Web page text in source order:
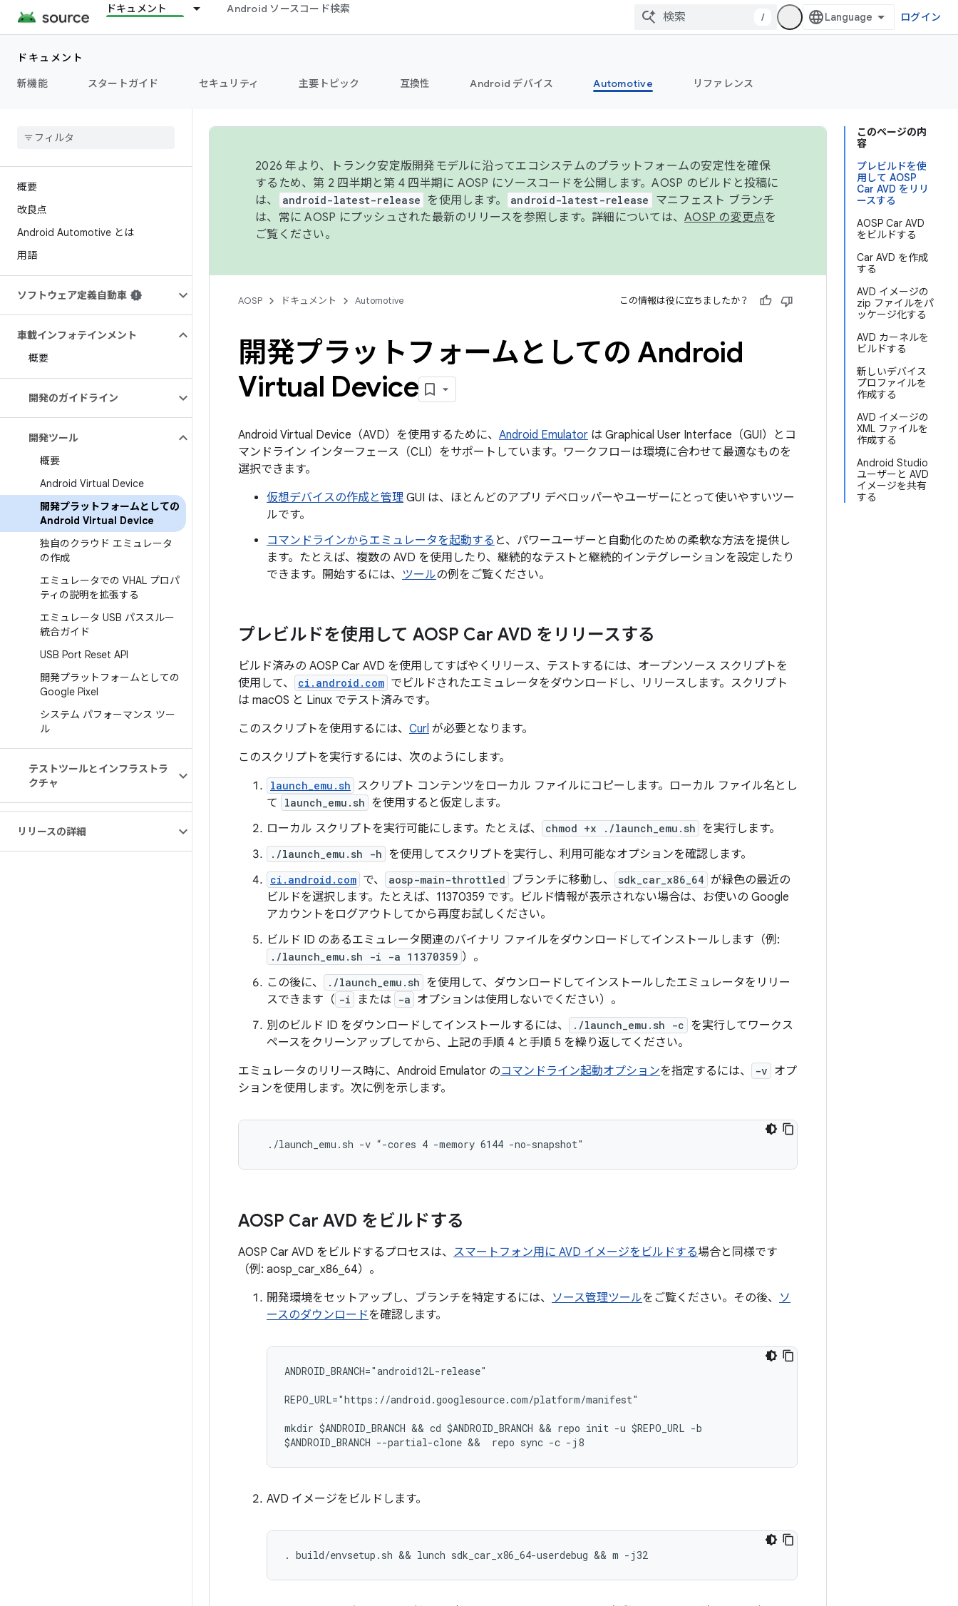
ドキュメント Android ソースコード検索
/ ログイン
ドキュメント
新機能
スタートガイド セキュリティ 主要トピック 互換性 Android デバイス Automotive リファレンス
概要
改良点
Android Automotive とは
用語
ソフトウェア定義自動車
車載インフォテインメント
概要
開発のガイドライン
開発ツール
概要
Android Virtual Device
開発プラットフォームとしての
Android Virtual Device
独自のクラウド エミュレータ
の作成
エミュレータでの VHAL プロパ
ティの説明を拡張する
エミュレータ USB パススルー
統合ガイド
USB Port Reset API
開発プラットフォームとしての
Google Pixel
システム パフォーマンス ツー
ル
テストツールとインフラストラ
クチャ
リリースの詳細
このページの内
容
プレビルドを使
用して AOSP
Car AVD をリリ
ースする
AOSP Car AVD
をビルドする
Car AVD を作成
する
AVD イメージの
zip ファイルをパ
ッケージ化する
AVD カーネルを
ビルドする
新しいデバイス
プロファイルを
作成する
AVD イメージの
XML ファイルを
作成する
Android Studio
ユーザーと AVD
イメージを共有
する
2026 年より、トランク安定版開発モデルに沿ってエコシステムのプラットフォームの安定性を確保
するため、第 2 四半期と第 4 四半期に AOSP にソースコードを公開します。AOSP のビルドと投稿に
は、
android-latest-release を使用します。 android-latest-release
マニフェスト ブランチ
は、常に AOSP にプッシュされた最新のリリースを参照します。詳細については、 AOSP の変更点を
ご覧ください。
AOSP ドキュメント Automotive この情報は役に立ちましたか？
開発プラットフォームとしての Android
Virtual Device
Android Virtual Device（AVD）を使用するために、 Android Emulator は Graphical User Interface（GUI）とコ
マンドライン インターフェース（CLI）をサポートしています。ワークフローは環境に合わせて最適なものを
選択できます。
仮想デバイスの作成と管理 GUI は、ほとんどのアプリ デベロッパーやユーザーにとって使いやすいツー
ルです。
コマンドラインからエミュレータを起動する と、パワーユーザーと自動化のための柔軟な方法を提供し
ます。たとえば、複数の AVD を使用したり、継続的なテストと継続的インテグレーションを設定したり
できます。開始するには、 ツールの例をご覧ください。
プレビルドを使用して AOSP Car AVD をリリースする
ビルド済みの AOSP Car AVD を使用してすばやくリリース、テストするには、オープンソース スクリプトを
使用して、
ci.android.com でビルドされたエミュレータをダウンロードし、リリースします。スクリプト
は macOS と Linux でテスト済みです。
このスクリプトを使用するには、 Curl が必要となります。
このスクリプトを実行するには、次のようにします。
launch_emu.sh スクリプト コンテンツをローカル ファイルにコピーします。ローカル ファイル名とし
て
launch_emu.sh を使用すると仮定します。
ローカル スクリプトを実行可能にします。たとえば、
chmod +x ./launch_emu.sh を実行します。
./launch_emu.sh -h を使用してスクリプトを実行し、利用可能なオプションを確認します。
ci.android.com で、 aosp-main-throttled ブランチに移動し、 sdk_car_x86_64 が緑色の最近の
ビルドを選択します。たとえば、11370359 です。ビルド情報が表示されない場合は、お使いの Google
アカウントをログアウトしてから再度お試しください。
ビルド ID のあるエミュレータ関連のバイナリ ファイルをダウンロードしてインストールします（例:
./launch_emu.sh -i -a 11370359 ）。
この後に、
./launch_emu.sh を使用して、ダウンロードしてインストールしたエミュレータをリリー
スできます（ -i または -a オプションは使用しないでください）。
別のビルド ID をダウンロードしてインストールするには、
./launch_emu.sh -c を実行してワークス
ペースをクリーンアップしてから、上記の手順 4 と手順 5 を繰り返してください。
エミュレータのリリース時に、Android Emulator のコマンドライン起動オプションを指定するには、 -v オプ
ションを使用します。次に例を示します。
  ./launch_emu.sh -v “-cores 4 -memory 6144 -no-snapshot"
AOSP Car AVD をビルドする
AOSP Car AVD をビルドするプロセスは、 スマートフォン用に AVD イメージをビルドする場合と同様です
（例: aosp_car_x86_64）。
開発環境をセットアップし、ブランチを特定するには、 ソース管理ツールをご覧ください。その後、 ソ
ースのダウンロードを確認します。
ANDROID_BRANCH="android12L-release"
REPO_URL="https://android.googlesource.com/platform/manifest"
mkdir $ANDROID_BRANCH && cd $ANDROID_BRANCH && repo init -u $REPO_URL -b
$ANDROID_BRANCH --partial-clone &&  repo sync -c -j8
AVD イメージをビルドします。
. build/envsetup.sh && lunch sdk_car_x86_64-userdebug && m -j32